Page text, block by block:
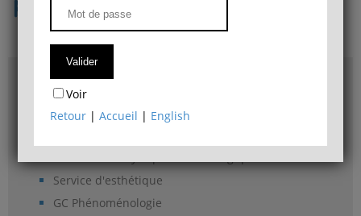
Accès & plans
Bibliothèque du Département de philosophie
Service d'esthétique
GC Phénoménologie
Voir
Retour |Accueil | English